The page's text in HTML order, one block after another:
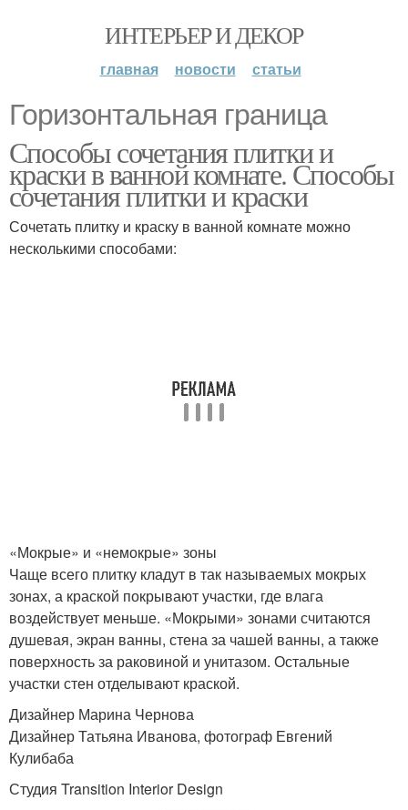
ИНТЕРЬЕР И ДЕКОР
главная новости статьи
Горизонтальная граница
Способы сочетания плитки и
краски в ванной комнате. Способы
сочетания плитки и краски
Сочетать плитку и краску в ванной комнате можно
несколькими способами:
«Мокрые» и «немокрые» зоны
Чаще всего плитку кладут в так называемых мокрых
зонах, а краской покрывают участки, где влага
воздействует меньше. «Мокрыми» зонами считаются
душевая, экран ванны, стена за чашей ванны, а также
поверхность за раковиной и унитазом. Остальные
участки стен отделывают краской.
Дизайнер Марина Чернова
Дизайнер Татьяна Иванова, фотограф Евгений
Кулибаба
Студия Transition Interior Design